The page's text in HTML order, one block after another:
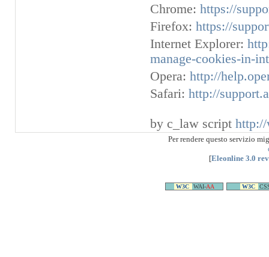
Chrome:https://
Firefox:https://
Internet Explorer:
manage-cookies-in-
Opera:http://
Safari:http://
by c_law script
Per rendere questo servizio
[Eleonline 3.0
W3C WAI-AA W3C